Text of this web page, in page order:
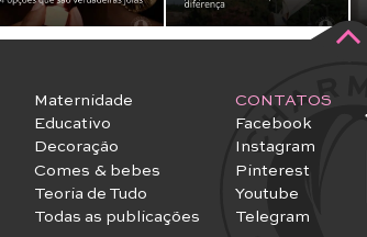
Maternidade
Educativo
Decoração
Comes & bebes
Teoria de Tudo
Todas as publicações
CONTATOS
Facebook
Instagram
Pinterest
Youtube
Telegram